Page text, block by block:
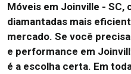
Móveis em Joinville - SC,
diamantadas mais
mercado. Se você
e performance em
é a escolha certa. Em